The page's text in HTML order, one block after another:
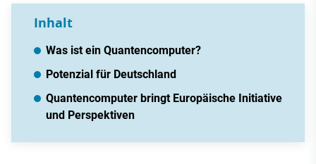
Inhalt
Was ist ein Quantencomputer?
Potenzial für Deutschland
Quantencomputer bringt Europäische Initiative
und Perspektiven